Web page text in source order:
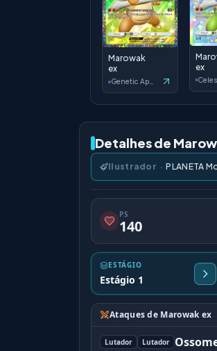
Marowak
ex
Genetic Apex
ex
Detalhes de
Ilustrador · PLANETA
PS
140
ESTÁGIO
Estágio 1
Ataques de Marowak ex
Lutador Lutador